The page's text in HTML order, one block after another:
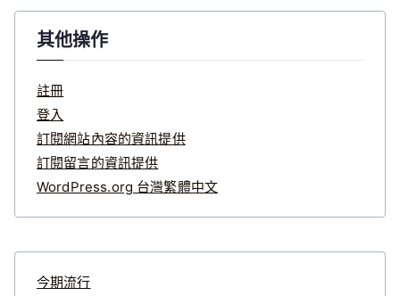
其他操作
註冊
登入
訂閱網站內容的資訊提供
訂閱留言的資訊提供
WordPress.org 台灣繁體中文
今期流行